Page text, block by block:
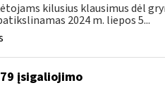
kilusius klausimus dėl
2024 m. liepos 5...
įsigaliojimo